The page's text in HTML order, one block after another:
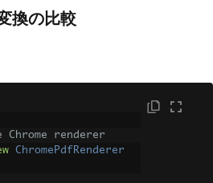
換の比較
renderer
ChromePdfRenderer